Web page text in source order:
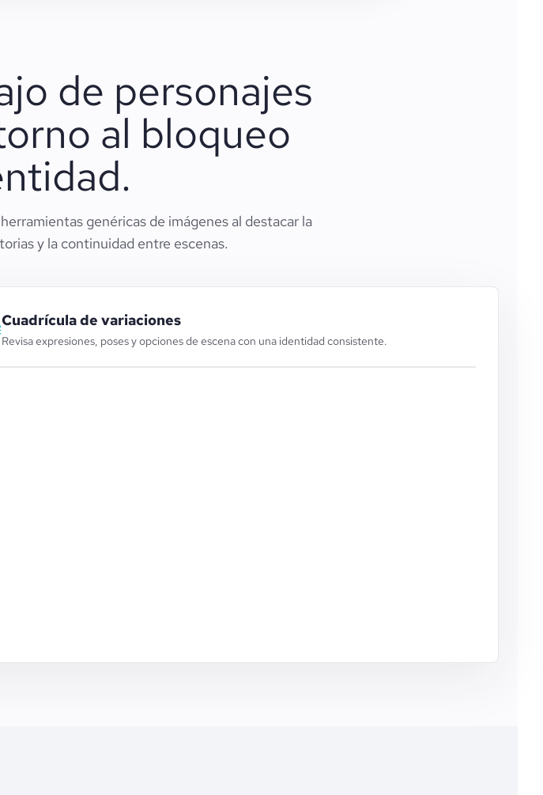
de personajes
al bloqueo
genéricas de imágenes al destacar la
y la continuidad entre escenas.
Cuadrícula de variaciones
Revisa expresiones, poses y opciones de escena con una identidad consistente.